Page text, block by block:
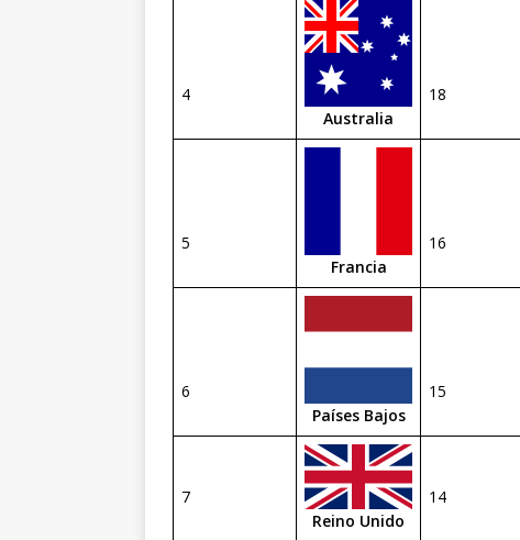
4
Australia
18
5
Francia
16
6
Países Bajos
15
7
Reino Unido
14